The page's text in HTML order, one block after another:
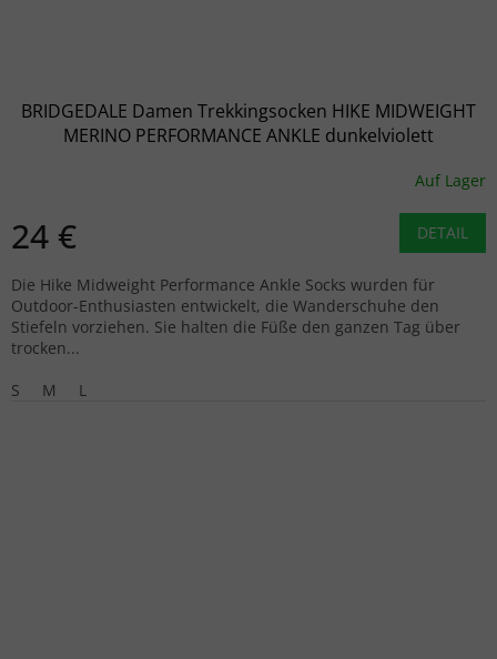
BRIDGEDALE Damen Trekkingsocken HIKE MIDWEIGHT
MERINO PERFORMANCE ANKLE dunkelviolett
Auf Lager
24 € DETAIL
Die Hike Midweight Performance Ankle Socks wurden für
Outdoor-Enthusiasten entwickelt, die Wanderschuhe den
Stiefeln vorziehen. Sie halten die Füße den ganzen Tag über
trocken...
S
M L